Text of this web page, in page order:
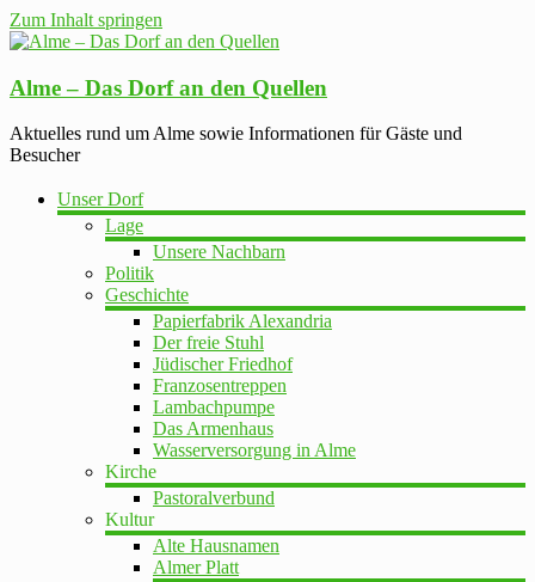
Zum Inhalt springen
Alme – Das Dorf an den Quellen
Aktuelles rund um Alme sowie Informationen für Gäste und
Besucher
Unser Dorf
Lage
Unsere Nachbarn
Politik
Geschichte
Papierfabrik Alexandria
Der freie Stuhl
Jüdischer Friedhof
Franzosentreppen
Lambachpumpe
Das Armenhaus
Wasserversorgung in Alme
Kirche
Pastoralverbund
Kultur
Alte Hausnamen
Almer Platt